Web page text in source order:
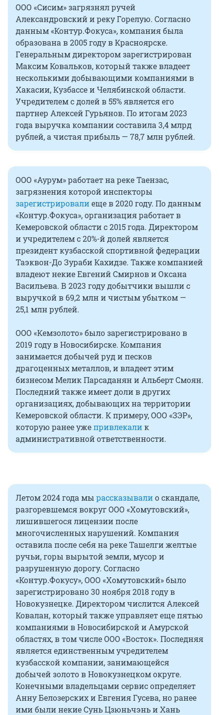
ООО «Сисим» загрязнял ручей
Александровский и реку Горелую. Согласно
данным «Контур.Фокуса», компания была
образована в 2005 году в Красноярске.
Генеральным директором зарегистрирован
Максим Ковальков, который также владеет
несколькими добывающими компаниями в
Хакасии, Кузбассе и Челябинской области.
Учредителем с долей в 55% является его
партнер Алексей Гурьянов. По итогам 2023
года выручка компании составила 3,4 млрд
рублей, а чистая прибыль — 78,7 млн рублей.
ООО «Аурум» работает на реке Таензас,
загрязнения которой инспекторы
зарегистрировалиеще в 2020 году. По данным
«Контур.Фокуса», организация работает в
Кемеровской области с 2015 года. Директором
и учредителем с 20%-й долей является
президент кузбасской спортивной федерации
Таэквон-До Зураби Кахидзе. Также компанией
владеют некие Евгений Смирнов и Оксана
Васильева. В 2023 году добытчики вышли с
выручкой в 69,2 млн и чистым убытком —
25,1 млн рублей.
ООО «Кемзолото» было зарегистрировано в
2019 году в Новосибирске. Компания
занимается добычей руд и песков
драгоценных металлов, и владеет этим
бизнесом Мелик Парсаданян и Альберт Смоян.
Последний также имеет доли в других
организациях, добывающих на территории
Кемеровской области. К примеру, ООО «ЗЭР»,
которую ранее ужепривлекалик
административной ответственности.
Летом 2024 года мы рассказывалио скандале,
разгоревшемся вокруг ООО «Хомутовский»,
лишившегося лицензии после
многочисленных нарушений. Компания
оставила после себя на реке Ташелги желтые
ручьи, горы вырытой земли, мусор и
разрушенную дорогу. Согласно
«Контур.Фокусу», ООО «Хомутовский» было
зарегистрировано 30 ноября 2018 году в
Новокузнецке. Директором числится Алексей
Ковалан, который также управляет еще пятью
компаниями в Новосибирской и Амурской
областях, в том числе ООО «Восток». Последняя
является единственным учредителем
кузбасской компании, занимающейся
добычей золото в Новокузнецком округе.
Конечными владельцами сервис определяет
Анну Белозерских и Евгения Гусева, но ранее
ими были некие Сунь Цзюньчэнь и Хань